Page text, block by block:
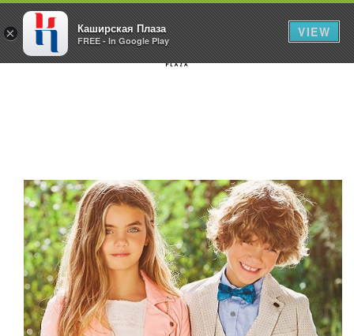
× Каширская Плаза
FREE - In Google Play
VIEW